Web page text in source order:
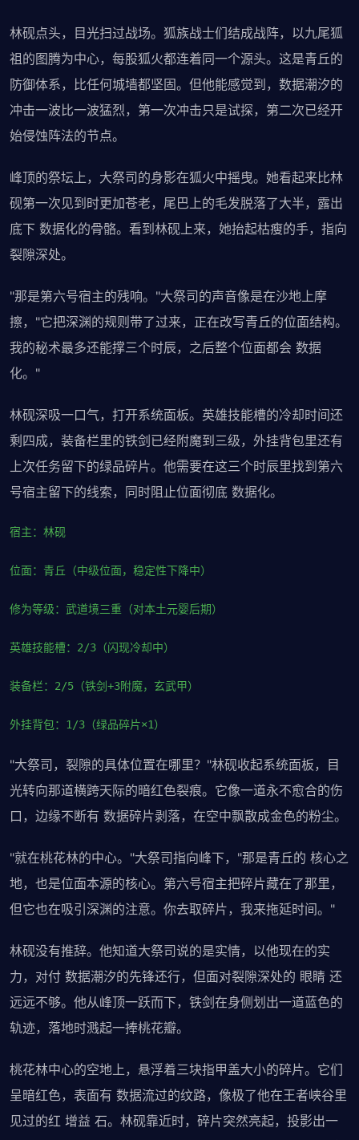
林砚点头，目光扫过战场。狐族战士们结成战阵，以九尾狐
祖的图腾为中心，每股狐火都连着同一个源头。这是青丘的
防御体系，比任何城墙都坚固。但他能感觉到，数据潮汐的
冲击一波比一波猛烈，第一次冲击只是试探，第二次已经开
始侵蚀阵法的节点。
峰顶的祭坛上，大祭司的身影在狐火中摇曳。她看起来比林
砚第一次见到时更加苍老，尾巴上的毛发脱落了大半，露出
底下 数据化的骨骼。看到林砚上来，她抬起枯瘦的手，指向
裂隙深处。
"那是第六号宿主的残响。"大祭司的声音像是在沙地上摩
擦，"它把深渊的规则带了过来，正在改写青丘的位面结构。
我的秘术最多还能撑三个时辰，之后整个位面都会 数据
化。"
林砚深吸一口气，打开系统面板。英雄技能槽的冷却时间还
剩四成，装备栏里的铁剑已经附魔到三级，外挂背包里还有
上次任务留下的绿品碎片。他需要在这三个时辰里找到第六
号宿主留下的线索，同时阻止位面彻底 数据化。
宿主：林砚
位面：青丘（中级位面，稳定性下降中）
修为等级：武道境三重（对本土元婴后期）
英雄技能槽：2/3（闪现冷却中）
装备栏：2/5（铁剑+3附魔，玄武甲）
外挂背包：1/3（绿品碎片×1）
"大祭司，裂隙的具体位置在哪里？"林砚收起系统面板，目
光转向那道横跨天际的暗红色裂痕。它像一道永不愈合的伤
口，边缘不断有 数据碎片剥落，在空中飘散成金色的粉尘。
"就在桃花林的中心。"大祭司指向峰下，"那是青丘的 核心之
地，也是位面本源的核心。第六号宿主把碎片藏在了那里，
但它也在吸引深渊的注意。你去取碎片，我来拖延时间。"
林砚没有推辞。他知道大祭司说的是实情，以他现在的实
力，对付 数据潮汐的先锋还行，但面对裂隙深处的 眼睛 还
远远不够。他从峰顶一跃而下，铁剑在身侧划出一道蓝色的
轨迹，落地时溅起一捧桃花瓣。
桃花林中心的空地上，悬浮着三块指甲盖大小的碎片。它们
呈暗红色，表面有 数据流过的纹路，像极了他在王者峡谷里
见过的红 增益 石。林砚靠近时，碎片突然亮起，投影出一